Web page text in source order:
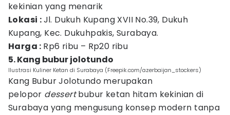
kekinian yang menarik
Lokasi :Jl. Dukuh Kupang XVII No.39, Dukuh
Kupang, Kec. Dukuhpakis, Surabaya.
Harga : Rp6 ribu – Rp20 ribu
5. Kang bubur jolotundo
Ilustrasi Kuliner Ketan di Surabaya (Freepik.com/azerbaijan_stockers)
Kang Bubur Jolotundo merupakan
pelopor dessertbubur ketan hitam kekinian di
Surabaya yang mengusung konsep modern tanpa